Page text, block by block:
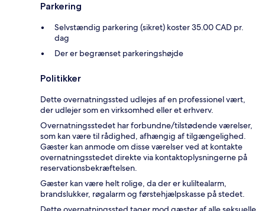
Parkering
Selvstændig parkering (sikret) koster 35.00 CAD pr.
dag
Der er begrænset parkeringshøjde
Politikker
Dette overnatningssted udlejes af en professionel vært,
der udlejer som en virksomhed eller et erhverv.
Overnatningsstedet har forbundne/tilstødende værelser,
som kan være til rådighed, afhængig af tilgængelighed.
Gæster kan anmode om disse værelser ved at kontakte
overnatningsstedet direkte via kontaktoplysningerne på
reservationsbekræftelsen.
Gæster kan være helt rolige, da der er kuliltealarm,
brandslukker, røgalarm og førstehjælpskasse på stedet.